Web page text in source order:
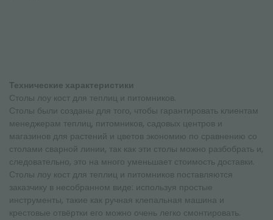
Технические характеристики
Столы лоу кост для теплиц и питомников.
Столы были созданы для того, чтобы гарантировать клиентам
менеджерам теплиц, питомников, садовых центров и
магазинов для растений и цветов экономию по сравнению со
столами сварной линии, так как эти столы можно разбобрать и,
следовательно, это на много уменьшает стоимость доставки.
Столы лоу кост для теплиц и питомников поставляются
заказчику в несобранном виде: используя простые
инструменты, такие как ручная клепальная машина и
крестовые отвёртки его можно очень легко смонтировать.